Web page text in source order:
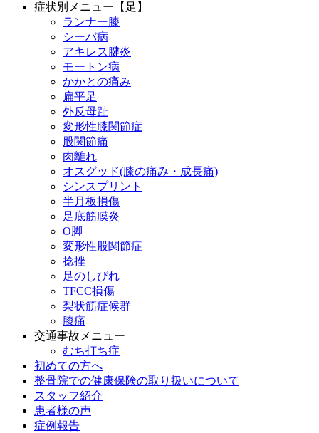
症状別メニュー【足】
ランナー膝
シーバ病
アキレス腱炎
モートン病
かかとの痛み
扁平足
外反母趾
変形性膝関節症
股関節痛
肉離れ
オスグッド(膝の痛み・成長痛)
シンスプリント
半月板損傷
足底筋膜炎
O脚
変形性股関節症
捻挫
足のしびれ
TFCC損傷
梨状筋症候群
膝痛
交通事故メニュー
むち打ち症
初めての方へ
整骨院での健康保険の取り扱いについて
スタッフ紹介
患者様の声
症例報告